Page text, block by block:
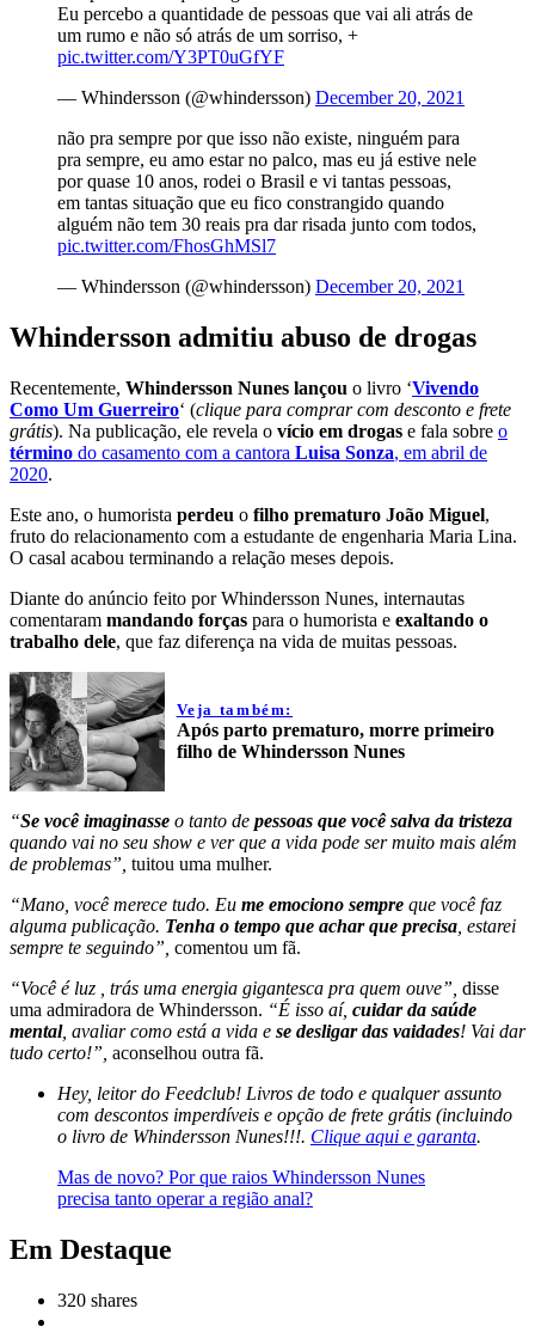
Eu percebo a quantidade de pessoas que vai ali atrás de
um rumo e não só atrás de um sorriso, +
pic.twitter.com/Y3PT0uGfYF
— Whindersson (@whindersson) December 20, 2021
não pra sempre por que isso não existe, ninguém para
pra sempre, eu amo estar no palco, mas eu já estive nele
por quase 10 anos, rodei o Brasil e vi tantas pessoas,
em tantas situação que eu fico constrangido quando
alguém não tem 30 reais pra dar risada junto com todos,
pic.twitter.com/FhosGhMSl7
— Whindersson (@whindersson) December 20, 2021
Whindersson admitiu abuso de drogas
Recentemente, Whindersson Nunes lançou o livro ‘Vivendo
Como Um Guerreiro‘ (clique para comprar com desconto e frete
grátis). Na publicação, ele revela o vício em drogas e fala sobre o
término do casamento com a cantora Luisa Sonza, em abril de
2020.
Este ano, o humorista perdeu o filho prematuro João Miguel,
fruto do relacionamento com a estudante de engenharia Maria Lina.
O casal acabou terminando a relação meses depois.
Diante do anúncio feito por Whindersson Nunes, internautas
comentaram mandando forças para o humorista e exaltando o
trabalho dele, que faz diferença na vida de muitas pessoas.
Veja também:
Após parto prematuro, morre primeiro
filho de Whindersson Nunes
“Se você imaginasse o tanto de pessoas que você salva da tristeza
quando vai no seu show e ver que a vida pode ser muito mais além
de problemas”, tuitou uma mulher.
“Mano, você merece tudo. Eu me emociono sempre que você faz
alguma publicação. Tenha o tempo que achar que precisa , estarei
sempre te seguindo”, comentou um fã.
“Você é luz , trás uma energia gigantesca pra quem ouve”, disse
uma admiradora de Whindersson. “É isso aí, cuidar da saúde
mental, avaliar como está a vida e se desligar das vaidades! Vai dar
tudo certo!”, aconselhou outra fã.
Hey, leitor do Feedclub! Livros de todo e qualquer assunto
com descontos imperdíveis e opção de frete grátis (incluindo
o livro de Whindersson Nunes!!!. Clique aqui e garanta.
Mas de novo? Por que raios Whindersson Nunes
precisa tanto operar a região anal?
Em Destaque
320 shares